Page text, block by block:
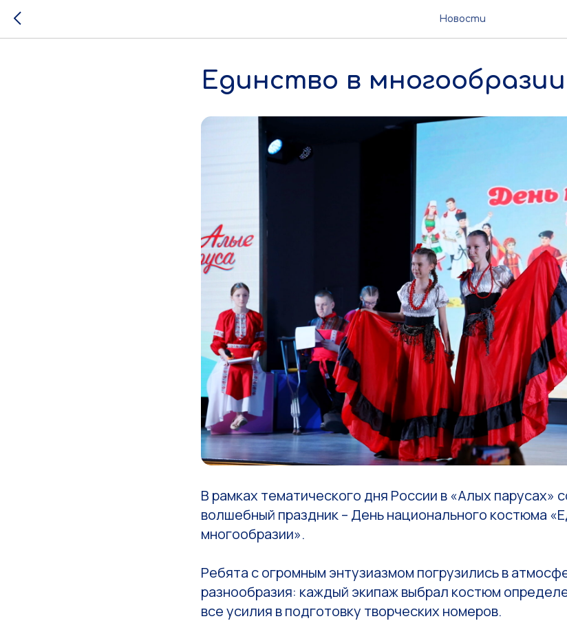
Новости
Единство в многообразии
В рамках тематического дня России в «Алых парусах»
волшебный праздник – День национального костюма
многообразии».
Ребята с огромным энтузиазмом погрузились в
разнообразия: каждый экипаж выбрал костюм
все усилия в подготовку творческих номеров.